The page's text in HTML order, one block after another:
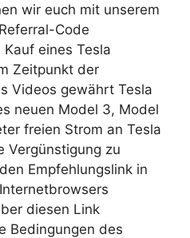
wir euch mit unserem
Code
eines Tesla
Zeitpunkt der
Videos gewährt Tesla
neuen Model 3, Model
freien Strom an Tesla
Vergünstigung zu
Empfehlungslink in
diesen Link
Bedingungen des